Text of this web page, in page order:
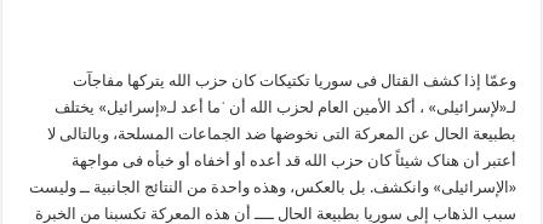
وعمّا إذا کشف القتال فی سوریا تکتیکات کان حزب الله یترکها مفاجآت
لـ«لإسرائیلی» ، أکد الأمین العام لحزب الله أن ˈما أعد لـ«إسرائیل» یختلف
بطبیعة الحال عن المعرکة التی نخوضها ضد الجماعات المسلحة، وبالتالی لا
أعتبر أن هناک شیئاً کان حزب الله قد أعده أو أخفاه أو خبأه فی مواجهة
«الإسرائیلی» وانکشف. بل بالعکس، وهذه واحدة من النتائج الجانبیة ــ ولیست
سبب الذهاب إلی سوریا بطبیعة الحال ــــ أن هذه المعرکة تکسبنا من الخبرة